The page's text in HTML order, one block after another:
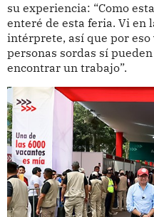
su experiencia: “Como
enteré de esta feria. Vi en
intérprete, así que por eso
personas sordas sí
encontrar un trabajo”.